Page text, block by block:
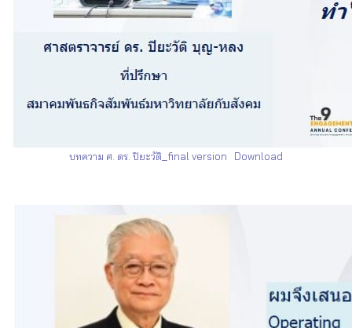
บทความ ศ. ดร. ปิยะวัติ_final version Download